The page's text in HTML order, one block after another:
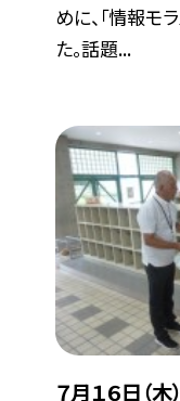
めに、「情報モ
た。話題...
７月１６日（